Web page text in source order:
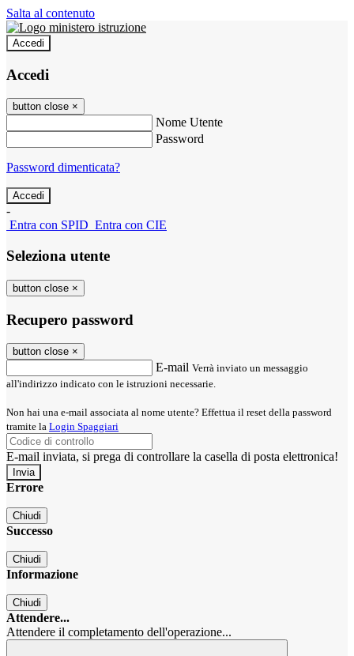
Salta al contenuto
Accedi
Accedi
button close ×
Nome Utente
Password
Password dimenticata?
-
Entra con SPID Entra con CIE
Seleziona utente
button close ×
Recupero password
button close ×
E-mail Verrà inviato un messaggio
all'indirizzo indicato con le istruzioni necessarie.
Non hai una e-mail associata al nome utente? Effettua il reset della password
tramite la Login Spaggiari
E-mail inviata, si prega di controllare la casella di posta elettronica!
Errore
Chiudi
Successo
Chiudi
Informazione
Chiudi
Attendere...
Attendere il completamento dell'operazione...